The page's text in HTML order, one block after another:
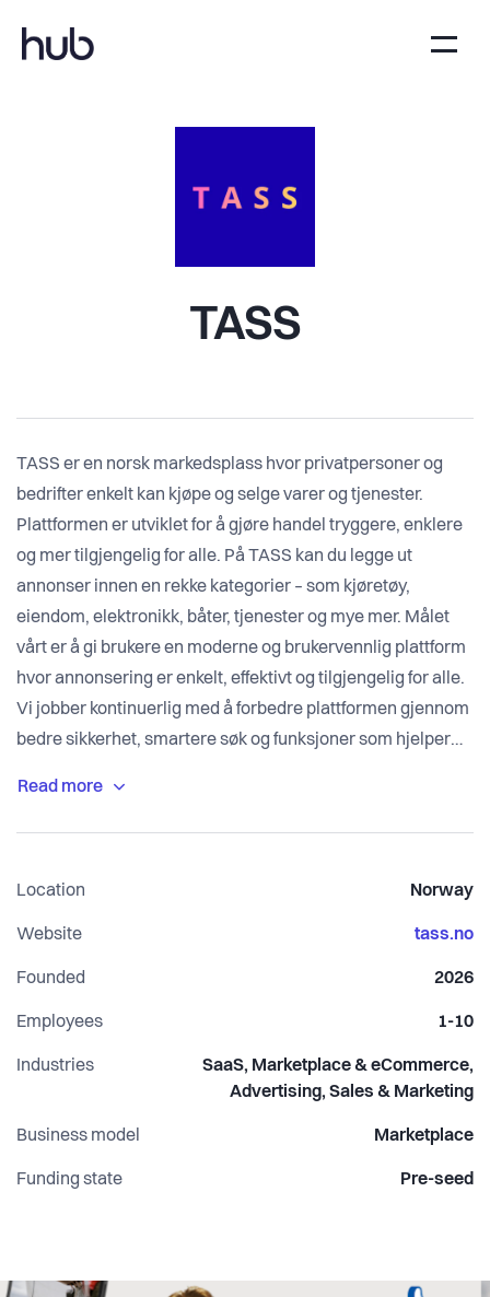
TASS
TASS er en norsk markedsplass hvor privatpersoner og
bedrifter enkelt kan kjøpe og selge varer og tjenester.
Plattformen er utviklet for å gjøre handel tryggere, enklere
og mer tilgjengelig for alle. På TASS kan du legge ut
annonser innen en rekke kategorier – som kjøretøy,
eiendom, elektronikk, båter, tjenester og mye mer. Målet
vårt er å gi brukere en moderne og brukervennlig plattform
hvor annonsering er enkelt, effektivt og tilgjengelig for alle.
Vi jobber kontinuerlig med å forbedre plattformen gjennom
bedre sikkerhet, smartere søk og funksjoner som hjelper
annonsemarked. Vår visjon er å bygge en åpen og
Location Norway
Website tass.no
Founded 2026
Employees 1-10
Industries
SaaS, Marketplace & eCommerce,
Advertising, Sales & Marketing
Business model Marketplace
Funding state Pre-seed